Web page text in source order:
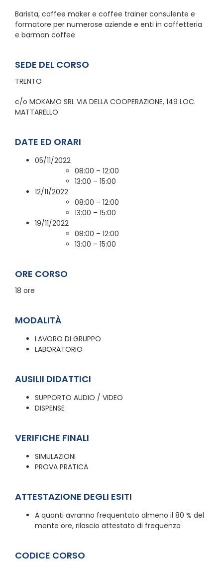
Barista, coffee maker e coffee trainer consulente e
formatore per numerose aziende e enti in caffetteria
e barman coffee
SEDE DEL CORSO
TRENTO
c/o MOKAMO SRL VIA DELLA COOPERAZIONE, 149 LOC.
MATTARELLO
DATE ED ORARI
05/11/2022
08:00 – 12:00
13:00 – 15:00
12/11/2022
08:00 – 12:00
13:00 – 15:00
19/11/2022
08:00 – 12:00
13:00 – 15:00
ORE CORSO
18 ore
MODALITÀ
LAVORO DI GRUPPO
LABORATORIO
AUSILII DIDATTICI
SUPPORTO AUDIO / VIDEO
DISPENSE
VERIFICHE FINALI
SIMULAZIONI
PROVA PRATICA
ATTESTAZIONE DEGLI ESITI
A quanti avranno frequentato almeno il 80 % del
monte ore, rilascio attestato di frequenza
CODICE CORSO